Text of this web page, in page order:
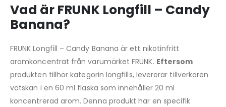
Vad är FRUNK Longfill – Candy
Banana?
FRUNK Longfill – Candy Banana är ett nikotinfritt
aromkoncentrat från varumärket FRUNK. Eftersom
produkten tillhör kategorin longfills, levererar tillverkaren
vätskan i en 60 ml flaska som innehåller 20 ml
koncentrerad arom. Denna produkt har en specifik